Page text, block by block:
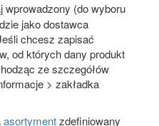
wprowadzony (do wyboru
jako dostawca
chcesz zapisać
od których dany produkt
ze szczegółów
> zakładka
asortymentzdefiniowany